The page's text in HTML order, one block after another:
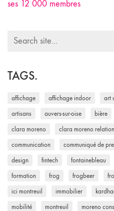
ses 12 000 membres
Search
TAGS.
affichage affichage indoor art
artisans auvers-sur-oise bière
clara moreno clara moreno
communication communiqué de
design fintech fontainebleau
formation frog frogbeer
ici montreuil immobilier
mobilité montreuil moreno